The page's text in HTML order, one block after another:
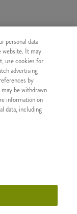
+37,99
personal data
website. It may
use cookies for
advertising
by
be withdrawn
information on
data, including